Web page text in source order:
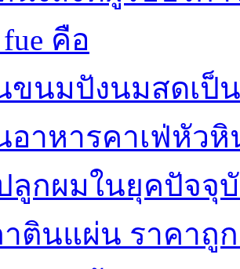
คือ
ขนมปังนมสดเป็
อาหารคาเฟ่หัว
ลูกผมในยุคปัจจุ
าตินแผ่น ราคาถู